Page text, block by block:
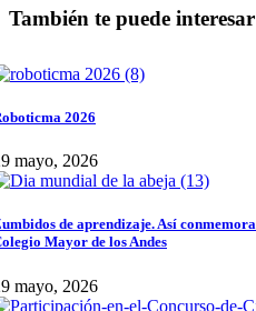
También te puede interesar
2026
mayo, 2026
de aprendizaje. Así
Mayor de los Andes
mayo, 2026